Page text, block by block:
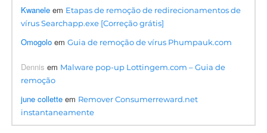
Kwanele em Etapas de remoção de redirecionamentos de
vírus Searchapp.exe [Correção grátis]
Omogolo emGuia de remoção de vírus Phumpauk.com
Dennis em Malware pop-up Lottingem.com – Guia de
remoção
june collette em Remover Consumerreward.net
instantaneamente